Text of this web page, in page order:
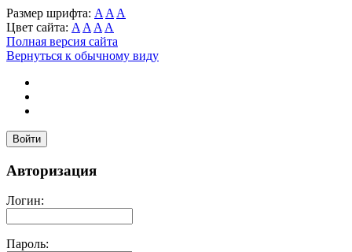
Размер шрифта: A A A
Цвет сайта: A A A A
Полная версия сайта
Вернуться к обычному виду
Войти
Авторизация
Логин:
Пароль: